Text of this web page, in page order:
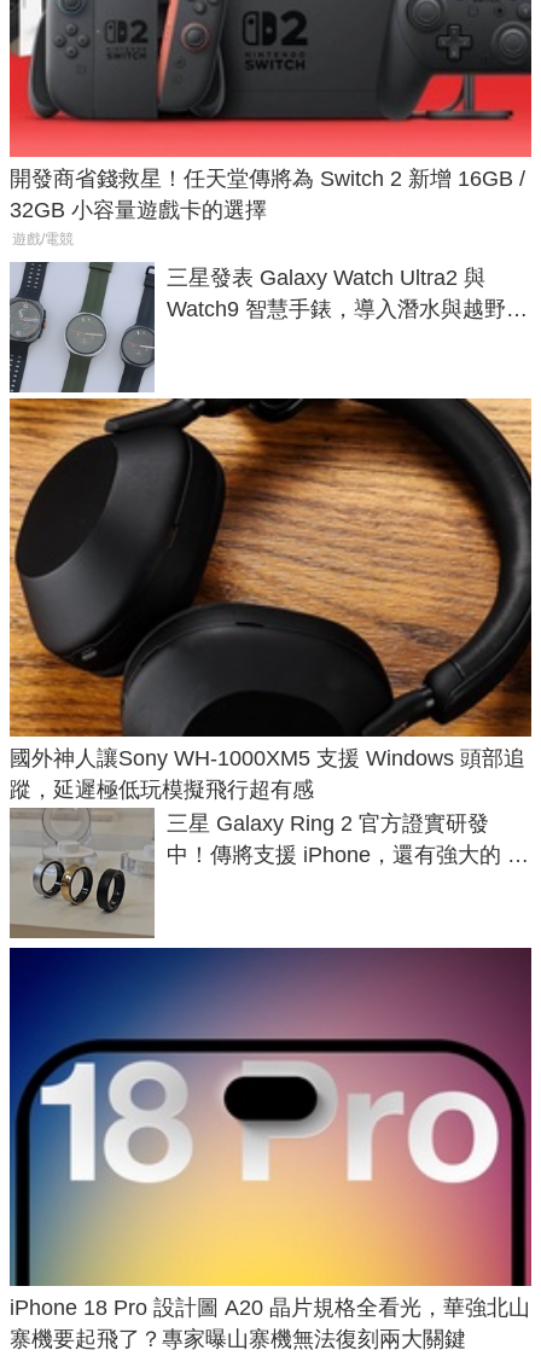
開發商省錢救星！任天堂傳將為 Switch 2 新增 16GB /
32GB 小容量遊戲卡的選擇
遊戲/電競
三星發表 Galaxy Watch Ultra2 與
Watch9 智慧手錶，導入潛水與越野跑
國外神人讓Sony WH-1000XM5 支援 Windows 頭部追
蹤，延遲極低玩模擬飛行超有感
三星 Galaxy Ring 2 官方證實研發
中！傳將支援 iPhone，還有強大的 AI
iPhone 18 Pro 設計圖 A20 晶片規格全看光，華強北山
寨機要起飛了？專家曝山寨機無法復刻兩大關鍵